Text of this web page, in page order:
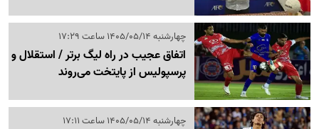
چهارشنبه 1405/05/14 ساعت 17:29
اتفاق عجیب در راه لیگ برتر / استقلال و
پرسپولیس از پایتخت می‌روند
چهارشنبه 1405/05/14 ساعت 17:11